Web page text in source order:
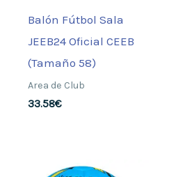
Balón Fútbol Sala
JEEB24 Oficial CEEB
(Tamaño 58)
Area de Club
33.58€